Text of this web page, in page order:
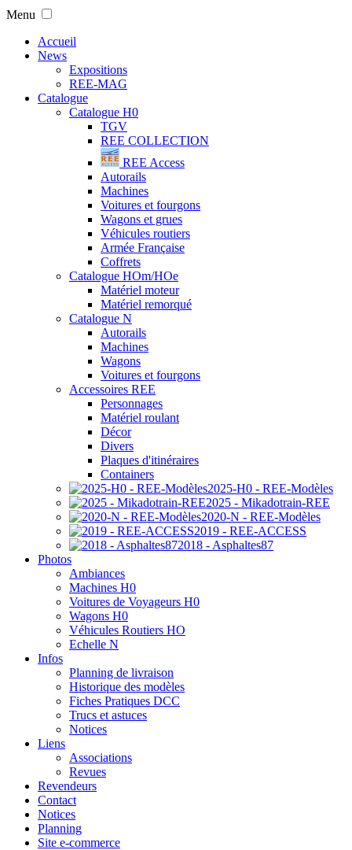
Menu
Accueil
News
Expositions
REE-MAG
Catalogue
Catalogue H0
TGV
REE COLLECTION
REE Access
Autorails
Machines
Voitures et fourgons
Wagons et grues
Véhicules routiers
Armée Française
Coffrets
Catalogue HOm/HOe
Matériel moteur
Matériel remorqué
Catalogue N
Autorails
Machines
Wagons
Voitures et fourgons
Accessoires REE
Personnages
Matériel roulant
Décor
Divers
Plaques d'itinéraires
Containers
2025-H0 - REE-Modèles
2025 - Mikadotrain-REE
2020-N - REE-Modèles
2019 - REE-ACCESS
2018 - Asphaltes87
Photos
Ambiances
Machines H0
Voitures de Voyageurs H0
Wagons H0
Véhicules Routiers HO
Echelle N
Infos
Planning de livraison
Historique des modèles
Fiches Pratiques DCC
Trucs et astuces
Notices
Liens
Associations
Revues
Revendeurs
Contact
Notices
Planning
Site e-commerce